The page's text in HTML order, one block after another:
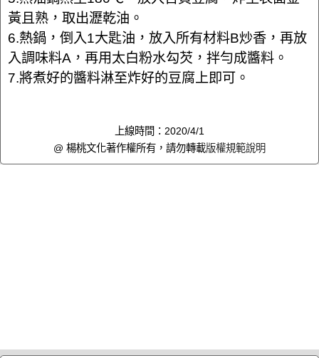
黃且熟，取出瀝乾油。
6.熱鍋，倒入1大匙油，放入所有材料B炒香，再放
入調味料A，再用太白粉水勾芡，拌勻成醬料。
7.將煮好的醬料淋至炸好的豆腐上即可。
上線時間：2020/4/1
@ 楊桃文化著作權所有，請勿轉載版權規範說明